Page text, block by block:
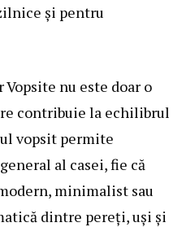
și pentru
nu este doar o
contribuie la echilibrul
vopsit permite
al casei, fie că
minimalist sau
dintre pereți, uși și